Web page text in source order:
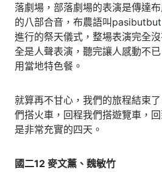
落劇場，部落劇場的表演是傳達
的八部合音，布農語叫
進行的祭天儀式，整場表演完全
全是人聲表演，聽完讓人感動不
用當地特色餐。
就算再不甘心，我們的旅程結束
們搭火車，回程我們搭遊覽車，
是非常充實的四天。
國二12 麥文薰、魏敏竹